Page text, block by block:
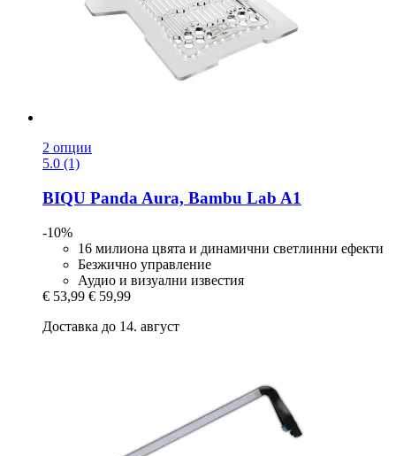
2 опции
5.0 (1)
BIQU Panda Aura, Bambu Lab A1
-10%
16 милиона цвята и динамични светлинни ефекти
Безжично управление
Аудио и визуални известия
€ 53,99 € 59,99
Доставка до 14. август